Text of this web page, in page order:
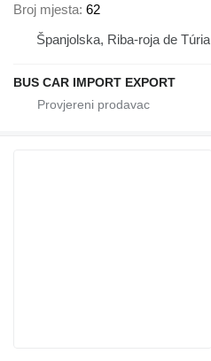
Broj mjesta 62
Španjolska, Riba-roja de Túria
BUS CAR IMPORT EXPORT